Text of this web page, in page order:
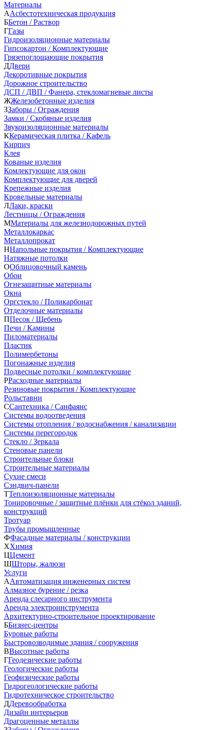
Материалы
ААсбестотехническая продукция
ББетон / Раствор
ГГазы
Гидроизоляционные материалы
Гипсокартон / Комплектующие
Грязепоглощающие покрытия
ДДвери
Декоротивные покрытия
Дорожное строительство
ДСП / ДВП / Фанера, стекломагневые листы
ЖЖелезобетонные изделия
ЗЗаборы / Ограждения
Замки / Скобяные изделия
Звукоизоляционные материалы
ККерамическая плитка / Кафель
Кирпич
Клея
Кованые изделия
Комлектующие для окон
Комплектующие для дверей
Крепежные изделия
Кровельные материалы
ЛЛаки, краски
Лестницы / Ограждения
ММатериалы для железнодорожных путей
Металлокаркас
Металлопрокат
ННапольные покрытия / Комплектующие
Натяжные потолки
ООблицовочный камень
Обои
Огнезащитные материалы
Окна
Оргстекло / Поликарбонат
Отделочные материалы
ППесок / Щебень
Печи / Камины
Пиломатериалы
Пластик
Полимербетоны
Погонажные изделия
Подвесные потолки / комплектующие
РРасходные материалы
Резиновые покрытия / Комплектующие
Рольставни
ССантехника / Санфаянс
Системы водоотведения
Системы отопления / водоснабжения / канализации
Системы перегородок
Стекло / Зеркала
Стеновые панели
Строительные блоки
Строительные материалы
Сухие смеси
Сэндвич-панели
ТТеплоизоляционные материалы
Тонировочные / защитные плёнки для стёкол зданий,
конструкций
Тротуар
Трубы промышленные
ФФасадные материалы / конструкции
ХХимия
ЦЦемент
ШШторы, жалюзи
Услуги
ААвтоматизация инженерных систем
Алмазное бурение / резка
Аренда слесарного инструмента
Аренда электроинструмента
Архитектурно-строительное проектирование
ББизнес-центры
Буровые работы
Быстровозводимые здания / сооружения
ВВысотные работы
ГГеодезические работы
Геологические работы
Геофизические работы
Гидрогеологические работы
Гидротехническое строительство
ДДеревообработка
Дизайн интерьеров
Драгоценные металлы